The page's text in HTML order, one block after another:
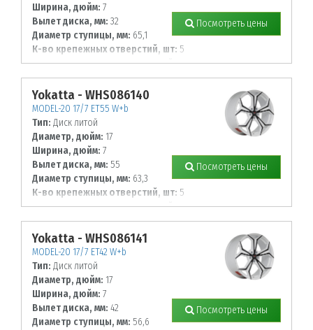
Ширина, дюйм: 7
Вылет диска, мм: 32
Диаметр ступицы, мм: 65,1
К-во крепежных отверстий, шт: 5
Диаметр располож. отверстий, мм:
108
Посмотреть цены
Yokatta - WHS086140
MODEL-20 17/7 ET55 W+b
Тип: Диск литой
Диаметр, дюйм: 17
Ширина, дюйм: 7
Вылет диска, мм: 55
Диаметр ступицы, мм: 63,3
К-во крепежных отверстий, шт: 5
Диаметр располож. отверстий, мм:
108
Посмотреть цены
Yokatta - WHS086141
MODEL-20 17/7 ET42 W+b
Тип: Диск литой
Диаметр, дюйм: 17
Ширина, дюйм: 7
Вылет диска, мм: 42
Диаметр ступицы, мм: 56,6
Посмотреть цены